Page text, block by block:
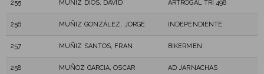
255 MUÑIZ DIOS, DAVID ARTROGAL TRI 498
256 MUÑIZ GONZÁLEZ, JORGE INDEPENDIENTE
257 MUÑIZ SANTOS, FRAN BIKERMEN
258
MUÑOZ GARCIA, OSCAR
AD JARNACHAS